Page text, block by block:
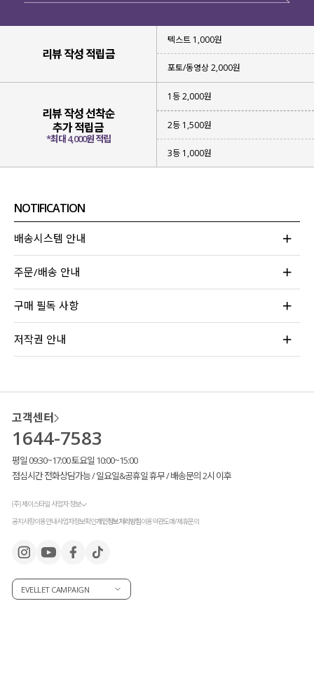
리뷰 작성 적립금
텍스트 1,000원
포토/동영상 2,000원
리뷰 작성 선착순
추가 적립금
*최대 4,000원 적립
1등 2,000원
2등 1,500원
3등 1,000원
NOTIFICATION
배송시스템 안내
주문/배송 안내
구매 필독 사항
저작권 안내
고객센터
1644-7583
평일 09:30~17:00 토요일 10:00~15:00
점심시간 전화상담가능 / 일요일&공휴일 휴무 / 배송문의 2시 이후
(주) 제이스타일 사업자 정보
공지사항이용안내사업자정보확인개인정보처리방침이용약관도매/제휴문의
EVELLET CAMPAIGN